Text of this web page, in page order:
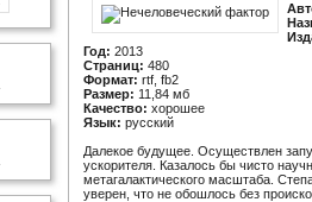
Год: 2013
Страниц: 480
Формат: rtf, fb2
Размер: 11,84 мб
Качество: хорошее
Язык: русский
Далекое будущее. Осуществлен
ускорителя. Казалось бы чисто
метагалактического масштаба.
уверен, что не обошлось без